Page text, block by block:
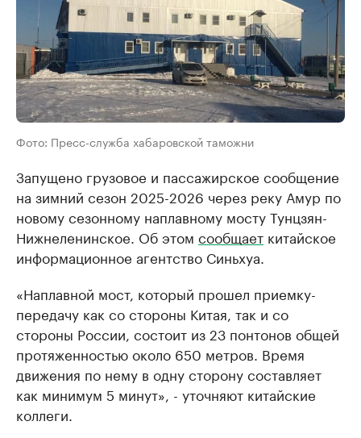
Фото: Пресс-служба хабаровской таможни
Запущено грузовое и пассажирское сообщение
на зимний сезон 2025-2026 через реку Амур по
новому сезонному наплавному мосту Тунцзян-
Нижнеленинское. Об этом сообщает китайское
информационное агентство Синьхуа.
«Наплавной мост, который прошел приемку-
передачу как со стороны Китая, так и со
стороны России, состоит из 23 понтонов общей
протяженностью около 650 метров. Время
движения по нему в одну сторону составляет
как минимум 5 минут», - уточняют китайские
коллеги.